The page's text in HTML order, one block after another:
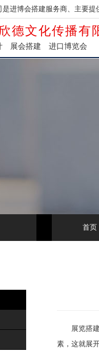
进博会搭建服务商、主要提
欣德文化传播有
展会搭建 进口博览会
首页
展览搭建
素，这就展